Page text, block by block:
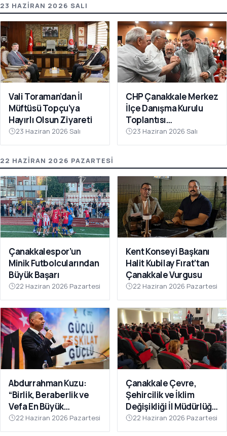
23 HAZIRAN 2026 SALI
Vali Toraman’dan İl
Müftüsü Topçu’ya
Hayırlı Olsun Ziyareti
23 Haziran 2026 Salı
CHP Çanakkale Merkez
İlçe Danışma Kurulu
Toplantısı
Gerçekleştirildi
23 Haziran 2026 Salı
22 HAZIRAN 2026 PAZARTESI
Çanakkalespor’un
Minik Futbolcularından
Büyük Başarı
22 Haziran 2026 Pazartesi
Kent Konseyi Başkanı
Halit Kubilay Fırat’tan
Çanakkale Vurgusu
22 Haziran 2026 Pazartesi
Abdurrahman Kuzu:
“Birlik, Beraberlik ve
Vefa En Büyük
Gücümüzdür
22 Haziran 2026 Pazartesi
Çanakkale Çevre,
Şehircilik ve İklim
Değişikliği İl Müdürlüğü
Personeline Eğitim
Verildi
22 Haziran 2026 Pazartesi